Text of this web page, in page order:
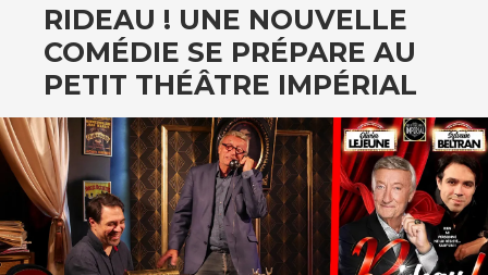
RIDEAU ! UNE NOUVELLE
COMÉDIE SE PRÉPARE AU
PETIT THÉÂTRE IMPÉRIAL